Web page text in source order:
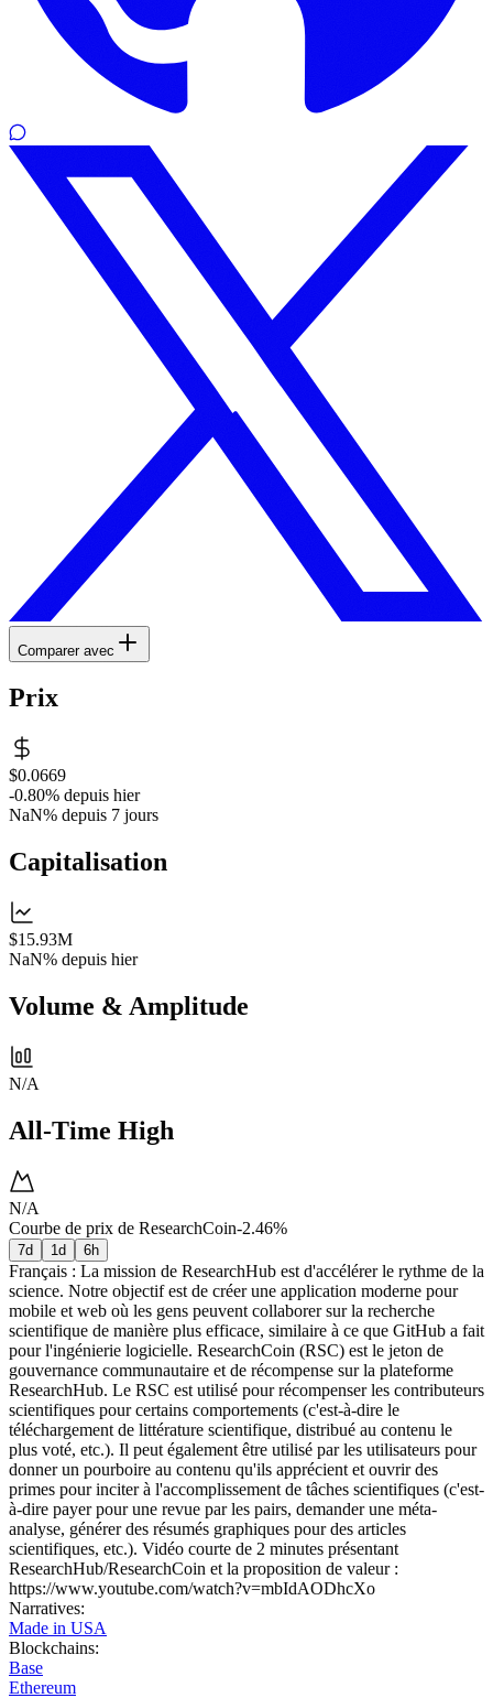
Comparer avec
Prix
$0.0669
-0.80% depuis hier
NaN% depuis 7 jours
Capitalisation
$15.93M
NaN% depuis hier
Volume & Amplitude
N/A
All-Time High
N/A
Courbe de prix de ResearchCoin-2.46%
7d 1d 6h
Français : La mission de ResearchHub est d'accélérer le rythme de la
science. Notre objectif est de créer une application moderne pour
mobile et web où les gens peuvent collaborer sur la recherche
scientifique de manière plus efficace, similaire à ce que GitHub a fait
pour l'ingénierie logicielle. ResearchCoin (RSC) est le jeton de
gouvernance communautaire et de récompense sur la plateforme
ResearchHub. Le RSC est utilisé pour récompenser les contributeurs
scientifiques pour certains comportements (c'est-à-dire le
téléchargement de littérature scientifique, distribué au contenu le
plus voté, etc.). Il peut également être utilisé par les utilisateurs pour
donner un pourboire au contenu qu'ils apprécient et ouvrir des
primes pour inciter à l'accomplissement de tâches scientifiques (c'est-
à-dire payer pour une revue par les pairs, demander une méta-
analyse, générer des résumés graphiques pour des articles
scientifiques, etc.). Vidéo courte de 2 minutes présentant
ResearchHub/ResearchCoin et la proposition de valeur :
https://www.youtube.com/watch?v=mbIdAODhcXo
Narratives:
Made in USA
Blockchains:
Base
Ethereum